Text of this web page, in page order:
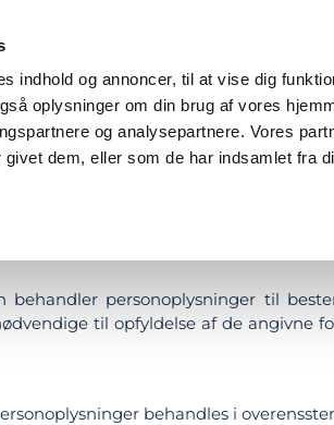
indhold og annoncer, til at vise dig
oplysninger om din brug af vores
og analysepartnere. Vores
dem, eller som de har indsamlet fra
SKRIDT-
personoplysninger til
til opfyldelse af de angivne
behandles i